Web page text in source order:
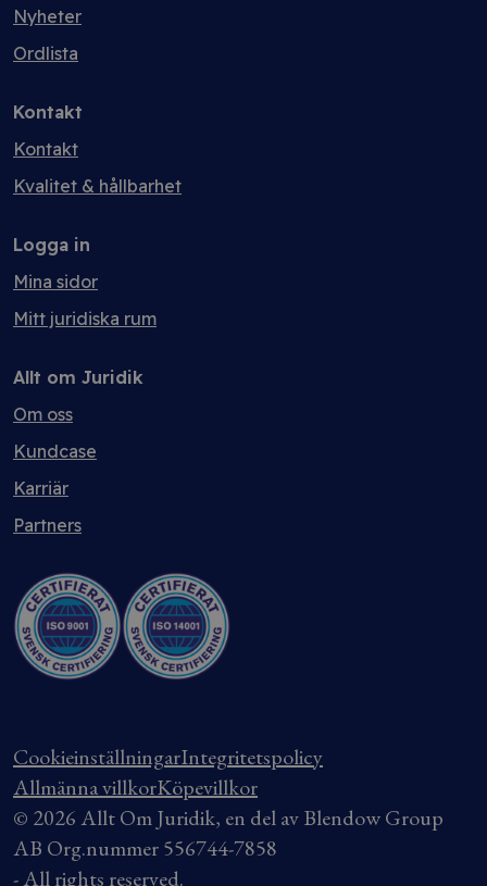
Nyheter
Ordlista
Kontakt
Kontakt
Kvalitet & hållbarhet
Logga in
Mina sidor
Mitt juridiska rum
Allt om Juridik
Om oss
Kundcase
Karriär
Partners
CookieinställningarIntegritetspolicy
Allmänna villkorKöpevillkor
© 2026 Allt Om Juridik, en del av Blendow Group
AB Org.nummer 556744-7858
- All rights reserved.